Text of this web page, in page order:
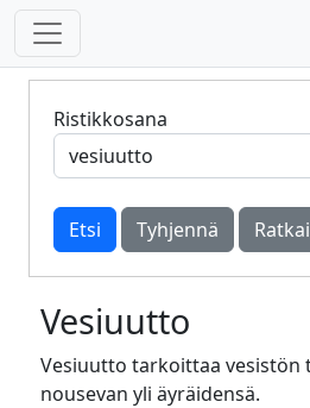
Ristikkosana
Tyhjennä
Vesiuutto
Vesiuutto tarkoittaa vesistön
nousevan yli äyräidensä.